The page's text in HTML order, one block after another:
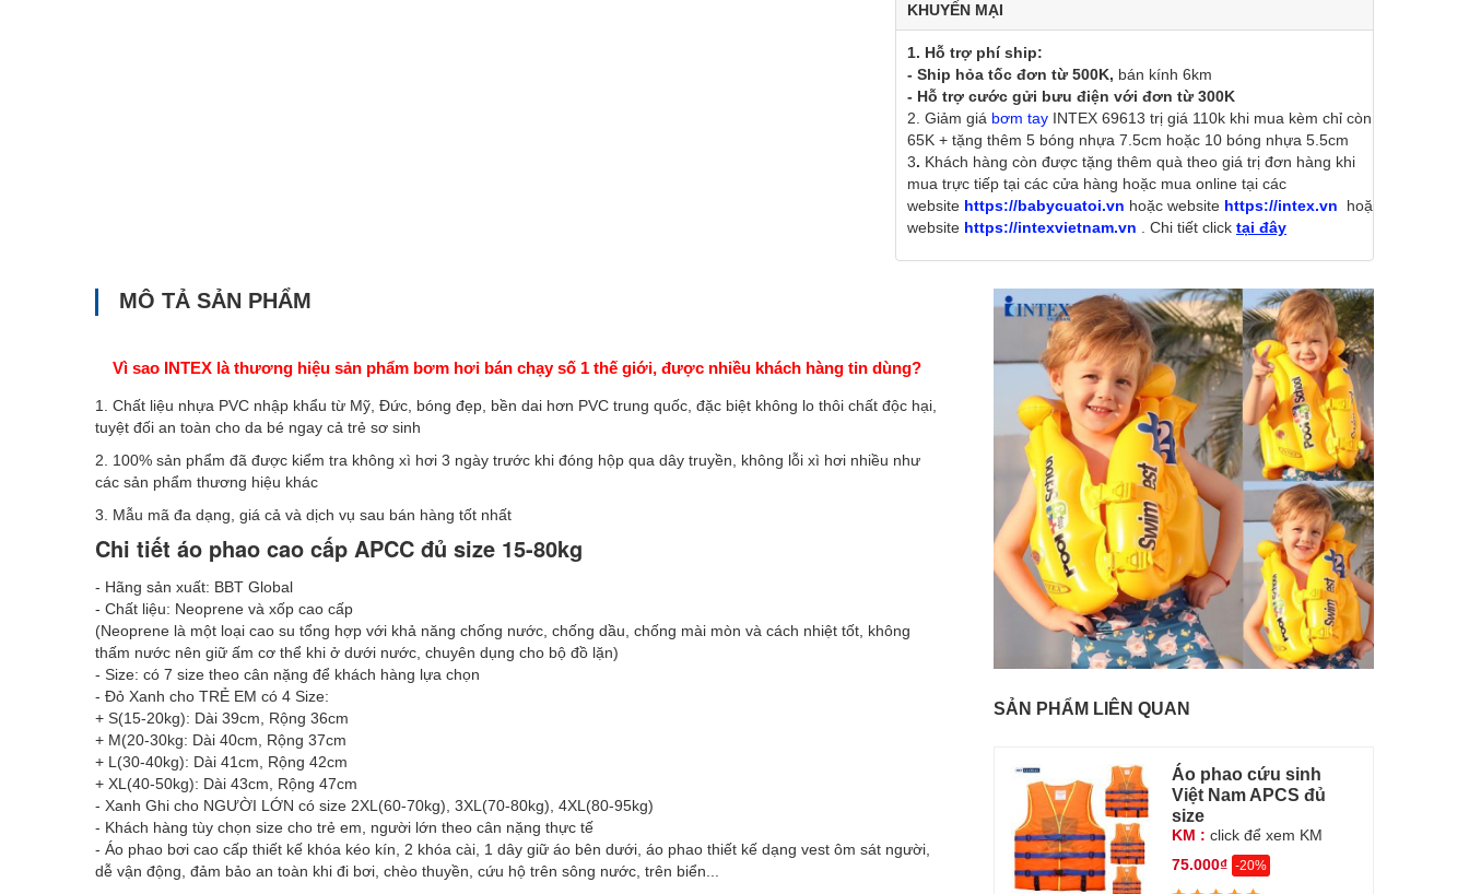
KHUYẾN MẠI
1. Hỗ trợ phí ship:
- Ship hỏa tốc đơn từ 500K, bán kính 6km
- Hỗ trợ cước gửi bưu điện với đơn từ 300K
2. Giảm giá bơm tay INTEX 69613 trị giá 110k khi mua kèm chỉ còn
65K + tặng thêm 5 bóng nhựa 7.5cm hoặc 10 bóng nhựa 5.5cm
3. Khách hàng còn được tặng thêm quà theo giá trị đơn hàng khi
mua trực tiếp tại các cửa hàng hoặc mua online tại các
website https://babycuatoi.vn hoặc website https://intex.vn
hoặc
website https://intexvietnam.vn . Chi tiết click tại đây
MÔ TẢ SẢN PHẨM
Vì sao INTEX là thương hiệu sản phẩm bơm hơi bán chạy số 1 thế giới, được nhiều khách hàng tin dùng?
1. Chất liệu nhựa PVC nhập khẩu từ Mỹ, Đức, bóng đẹp, bền dai hơn PVC trung quốc, đặc biệt không lo thôi chất độc hại,
tuyệt đối an toàn cho da bé ngay cả trẻ sơ sinh
2. 100% sản phẩm đã được kiểm tra không xì hơi 3 ngày trước khi đóng hộp qua dây truyền, không lỗi xì hơi nhiều như
các sản phẩm thương hiệu khác
3. Mẫu mã đa dạng, giá cả và dịch vụ sau bán hàng tốt nhất
Chi tiết áo phao cao cấp APCC đủ size 15-80kg
- Hãng sản xuất: BBT Global
- Chất liệu: Neoprene và xốp cao cấp
(Neoprene là một loại cao su tổng hợp với khả năng chống nước, chống dầu, chống mài mòn và cách nhiệt tốt, không
thấm nước nên giữ ấm cơ thể khi ở dưới nước, chuyên dụng cho bộ đồ lặn)
- Size: có 7 size theo cân nặng để khách hàng lựa chọn
- Đỏ Xanh cho TRẺ EM có 4 Size:
+ S(15-20kg): Dài 39cm, Rộng 36cm
+ M(20-30kg: Dài 40cm, Rộng 37cm
+ L(30-40kg): Dài 41cm, Rộng 42cm
+ XL(40-50kg): Dài 43cm, Rộng 47cm
- Xanh Ghi cho NGƯỜI LỚN có size 2XL(60-70kg), 3XL(70-80kg), 4XL(80-95kg)
- Khách hàng tùy chọn size cho trẻ em, người lớn theo cân nặng thực tế
- Áo phao bơi cao cấp thiết kế khóa kéo kín, 2 khóa cài, 1 dây giữ áo bên dưới, áo phao thiết kế dạng vest ôm sát người,
dễ vận động, đảm bảo an toàn khi đi bơi, chèo thuyền, cứu hộ trên sông nước, trên biển...
SẢN PHẨM LIÊN QUAN
Áo phao cứu sinh
Việt Nam APCS đủ
size
KM : click để xem KM
75.000₫ -20%